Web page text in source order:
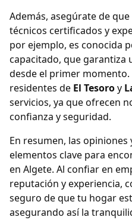
Además, asegúrate de
técnicos certificados y
por ejemplo, es conocida
capacitado, que garantiza
desde el primer
residentes de El Tesoroy
servicios, ya que ofrecen
confianza y seguridad.
En resumen, las
elementos clave para
en Algete. Al confiar en
reputación y experiencia,
seguro de que tu hogar
asegurando así la